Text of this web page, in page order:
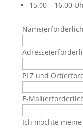
15.00 – 16.00
Name
Adresse
PLZ und Ort
E-Mail
Ich möchte